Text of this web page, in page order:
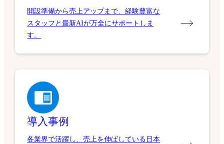
開設準備から売上アップまで、経験豊富な
スタッフと最新AIが万全にサポートしま
す。
導入事例
各業界で活躍し、売上を伸ばしている日本